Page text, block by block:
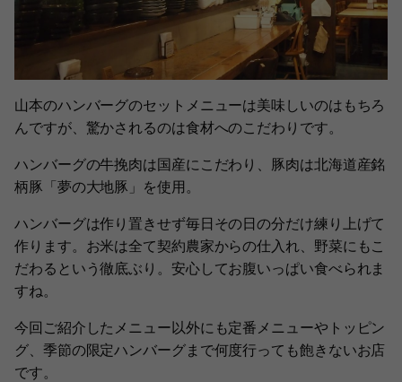
山本のハンバーグのセットメニューは美味しいのはもちろ
んですが、驚かされるのは食材へのこだわりです。
ハンバーグの牛挽肉は国産にこだわり、豚肉は北海道産銘
柄豚「夢の大地豚」を使用。
ハンバーグは作り置きせず毎日その日の分だけ練り上げて
作ります。お米は全て契約農家からの仕入れ、野菜にもこ
だわるという徹底ぶり。安心してお腹いっぱい食べられま
すね。
今回ご紹介したメニュー以外にも定番メニューやトッピン
グ、季節の限定ハンバーグまで何度行っても飽きないお店
です。